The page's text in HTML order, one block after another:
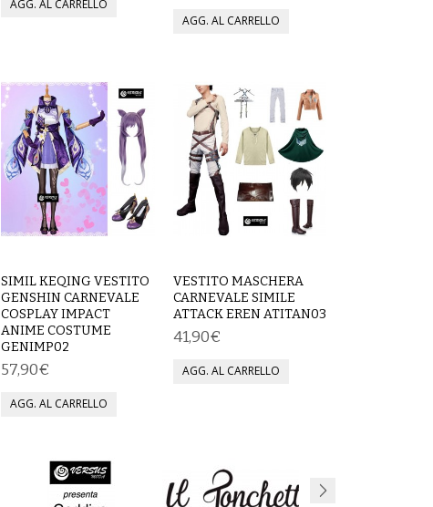
SIMIL KEQING VESTITO
GENSHIN CARNEVALE
COSPLAY IMPACT
ANIME COSTUME
GENIMP02
57,90€
VESTITO MASCHERA
CARNEVALE SIMILE
ATTACK EREN ATITAN03
41,90€